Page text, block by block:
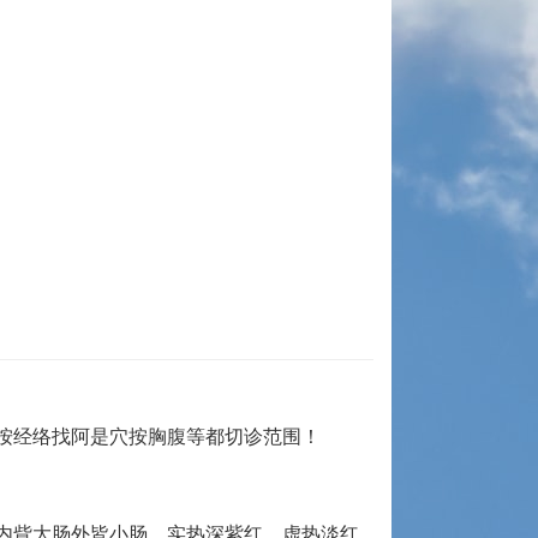
络找阿是穴按胸腹等都切诊范围！
眥大肠外皆小肠，实热深紫红，虚热淡红